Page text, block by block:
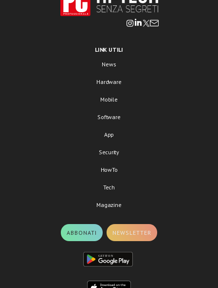
LINK UTILI
News
Hardware
Mobile
Software
App
Security
HowTo
Tech
Magazine
ABBONATI NEWSLETTER